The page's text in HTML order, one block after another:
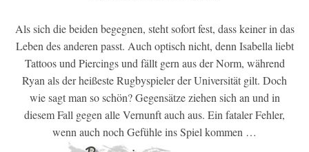
Als sich die beiden begegnen, steht sofort fest, dass keiner in das
Leben des anderen passt. Auch optisch nicht, denn Isabella liebt
Tattoos und Piercings und fällt gern aus der Norm, während
Ryan als der heißeste Rugbyspieler der Universität gilt. Doch
wie sagt man so schön? Gegensätze ziehen sich an und in
diesem Fall gegen alle Vernunft auch aus. Ein fataler Fehler,
wenn auch noch Gefühle ins Spiel kommen …